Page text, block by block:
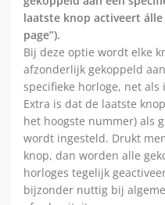
laatste knop activeert álle
page”).
Bij deze optie wordt elke
afzonderlijk gekoppeld
specifieke horloge, net als
Extra is dat de laatste
het hoogste nummer) als
wordt ingesteld. Drukt
knop, dan worden alle
horloges tegelijk
bijzonder nuttig bij